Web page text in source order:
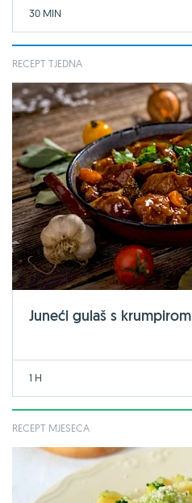
30 MIN
RECEPT TJEDNA
Juneći gulaš s krumpirom
1 H
RECEPT MJESECA